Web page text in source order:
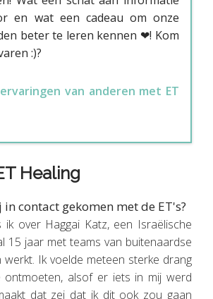
en wat een cadeau om onze
beter te leren kennen ❤! Kom
:)?
van anderen met ET
Healing
in contact gekomen met de ET's?
ik over Haggai Katz, een Israëlische
15 jaar met teams van buitenaardse
werkt. Ik voelde meteen sterke drang
ontmoeten, alsof er iets in mij werd
dat zei dat ik dit ook zou gaan